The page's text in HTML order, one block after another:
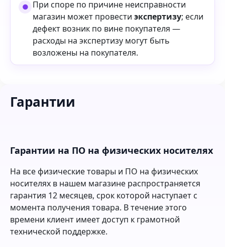
При споре по причине неисправности
магазин может провести экспертизу; если
дефект возник по вине покупателя —
расходы на экспертизу могут быть
возложены на покупателя.
Гарантии
Гарантии на ПО на физических носителях
На все физические товары и ПО на физических
носителях в нашем магазине распространяется
гарантия 12 месяцев, срок которой наступает с
момента получения товара. В течение этого
времени клиент имеет доступ к грамотной
технической поддержке.